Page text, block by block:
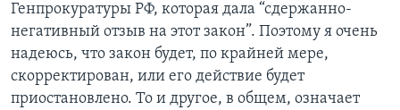
Генпрокуратуры РФ, которая дала “сдержанно-
негативный отзыв на этот закон”. Поэтому я очень
надеюсь, что закон будет, по крайней мере,
скорректирован, или его действие будет
приостановлено. То и другое, в общем, означает